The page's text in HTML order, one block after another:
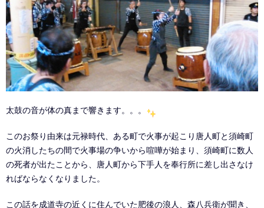
太鼓の音が体の真まで響きます。。。
このお祭り由来は元禄時代、ある町で火事が起こり唐人町と須崎町
の火消したちの間で火事場の争いから喧嘩が始まり、須崎町に数人
の死者が出たことから、唐人町から下手人を奉行所に差し出さなけ
ればならなくなりました。
この話を成道寺の近くに住んでいた肥後の浪人、森八兵衛が聞き、